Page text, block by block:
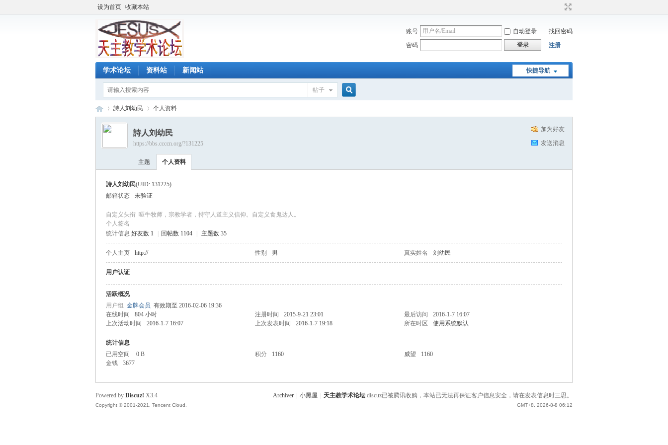
设为首页 收藏本站
账号 自动登录
找回密码
密码
登录 注册
快捷导航
学术论坛 资料站 新闻站
帖子
›
詩人刘幼民 个人资料
加为好友
发送消息
詩人刘幼民
https://bbs.ccccn.org/?131225
主题 个人资料
詩人刘幼民(UID: 131225)
邮箱状态
未验证
自定义头衔 哑牛牧师，宗教学者，持守人道主义信仰。自定义食鬼达人。
个人签名
统计信息 好友数 1 回帖数 1104 主题数 35
个人主页 http:// 性别 男 真实姓名 刘幼民
用户认证
活跃概况
用户组 金牌会员 有效期至 2016-02-06 19:36
在线时间
804 小时 注册时间 2015-9-21 23:01 最后访问
2016-1-7 16:07
上次活动时间
2016-1-7 16:07 上次发表时间 2016-1-7 19:18 所在时区 使用系统默认
统计信息
已用空间
0 B 积分 1160 威望
1160
金钱
3677
Archiver 小黑屋 天主教学术论坛 discuz已被腾讯收购，本站已无法再保证客户信息安全，请在发表信息时三思。
GMT+8, 2026-8-8 06:12
Powered by Discuz! X3.4
Copyright © 2001-2021, Tencent Cloud.